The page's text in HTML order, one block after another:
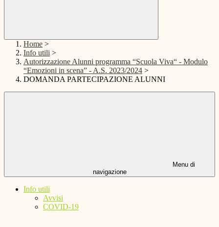
Home >
Info utili >
Autorizzazione Alunni programma “Scuola Viva“ - Modulo
“Emozioni in scena” - A.S. 2023/2024 >
DOMANDA PARTECIPAZIONE ALUNNI
Menu di
navigazione
Info utili
Avvisi
COVID-19